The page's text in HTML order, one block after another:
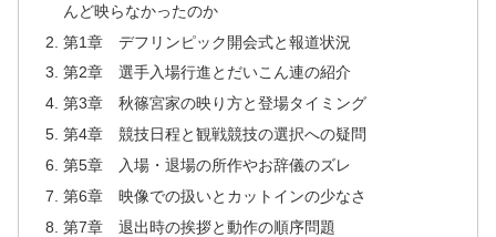
んど映らなかったのか
第1章 デフリンピック開会式と報道状況
第2章 選手入場行進とだいこん連の紹介
第3章 秋篠宮家の映り方と登場タイミング
第4章 競技日程と観戦競技の選択への疑問
第5章 入場・退場の所作やお辞儀のズレ
第6章 映像での扱いとカットインの少なさ
第7章 退出時の挨拶と動作の順序問題